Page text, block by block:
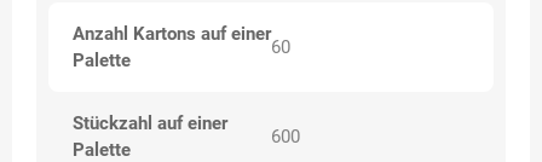
Anzahl Kartons auf einer
Palette
60
Stückzahl auf einer
Palette
600